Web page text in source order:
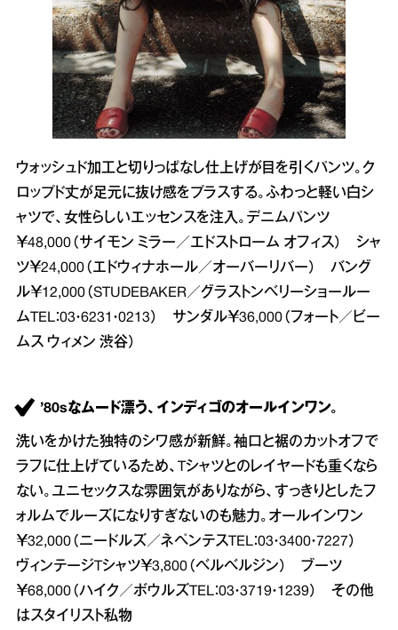
ウォッシュド加工と切りっぱなし仕上げが目を引くパンツ。ク
ロップド丈が足元に抜け感をプラスする。ふわっと軽い白シ
ャツで、女性らしいエッセンスを注入。デニムパンツ
￥48,000（サイモン ミラー／エドストローム オフィス） シャ
ツ￥24,000（エドウィナホール／オーバーリバー） バング
ル￥12,000（STUDEBAKER／グラストンベリーショールー
ムTEL：03・6231・0213） サンダル￥36,000（フォート／ビー
ムス ウィメン 渋谷）
’80sなムード漂う、インディゴのオールインワン。
洗いをかけた独特のシワ感が新鮮。袖口と裾のカットオフで
ラフに仕上げているため、Tシャツとのレイヤードも重くなら
ない。ユニセックスな雰囲気がありながら、すっきりとしたフ
ォルムでルーズになりすぎないのも魅力。オールインワン
￥32,000（ニードルズ／ネペンテスTEL：03・3400・7227）
ヴィンテージTシャツ￥3,800（ベルベルジン） ブーツ
￥68,000（ハイク／ボウルズTEL：03・3719・1239） その他
はスタイリスト私物